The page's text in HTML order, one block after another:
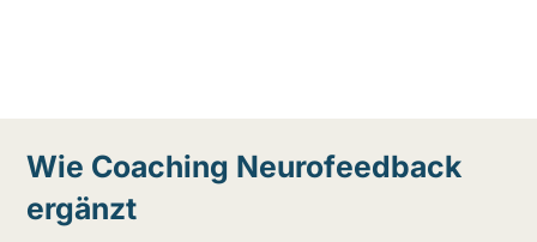
Wie Coaching Neurofeedback
ergänzt